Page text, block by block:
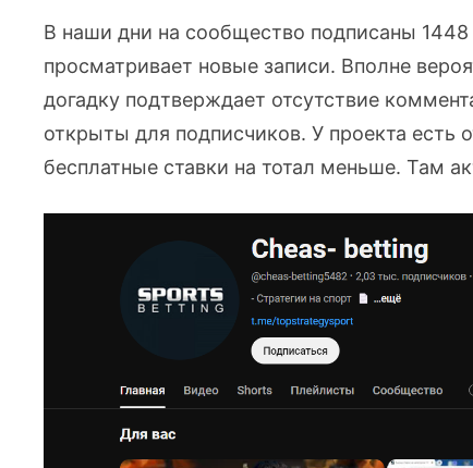
В наши дни на сообщество подписаны
просматривает новые записи. Вполне
догадку подтверждает отсутствие
открыты для подписчиков. У проекта
бесплатные ставки на тотал меньше. Там